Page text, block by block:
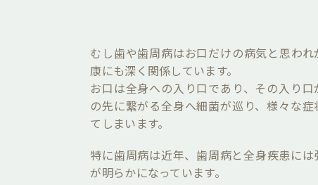
むし歯や歯周病はお口だけの病気と思わ
康にも深く関係しています。
お口は全身への入り口であり、その入り
の先に繋がる全身へ細菌が巡り、様々な
てしまいます。
特に歯周病は近年、歯周病と全身疾患に
が明らかになっています。